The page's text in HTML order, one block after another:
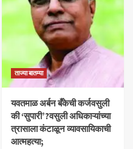
ताज्या बातम्या
​यवतमाळ अर्बन बँकेची कर्जवसुली
की ‘सुपारी’?वसुली अधिकाऱ्यांच्या
त्रासाला कंटाळून व्यावसायिकाची
आत्महत्या;